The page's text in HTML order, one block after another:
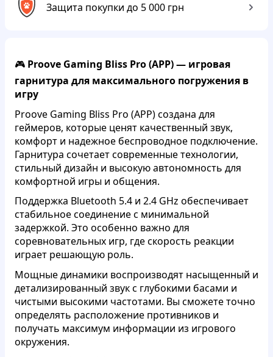
Защита покупки до 5 000 грн
🎮 Proove Gaming Bliss Pro (APP) — игровая
гарнитура для максимального погружения в
игру
Proove Gaming Bliss Pro (APP) создана для
геймеров, которые ценят качественный звук,
комфорт и надежное беспроводное подключение.
Гарнитура сочетает современные технологии,
стильный дизайн и высокую автономность для
комфортной игры и общения.
Поддержка Bluetooth 5.4 и 2.4 GHz обеспечивает
стабильное соединение с минимальной
задержкой. Это особенно важно для
соревновательных игр, где скорость реакции
играет решающую роль.
Мощные динамики воспроизводят насыщенный и
детализированный звук с глубокими басами и
чистыми высокими частотами. Вы сможете точно
определять расположение противников и
получать максимум информации из игрового
окружения.